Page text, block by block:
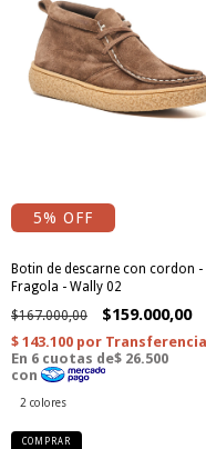
5% OFF
Botin de descarne con cordon -
Fragola - Wally 02
$167.000,00
$159.000,00
2 colores
COMPRAR